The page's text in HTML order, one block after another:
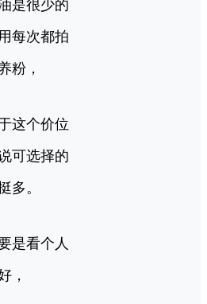
是很少的
每次都拍
粉，
这个价位
可选择的
多。
是看个人
，